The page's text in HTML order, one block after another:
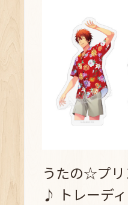
うたの☆プリ
♪ トレーデ